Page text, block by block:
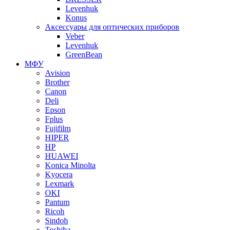
Levenhuk
Konus
Аксессуары для оптических приборов
Veber
Levenhuk
GreenBean
МФУ
Avision
Brother
Canon
Deli
Epson
Fplus
Fujifilm
HIPER
HP
HUAWEI
Konica Minolta
Kyocera
Lexmark
OKI
Pantum
Ricoh
Sindoh